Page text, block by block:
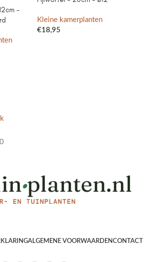
–
Kleine kamerplanten
€18,95
ALGEMENE VOORWAARDENCONTACT